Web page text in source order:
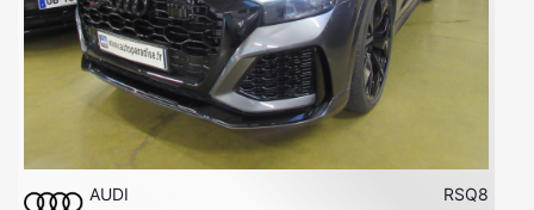
AUDI
RSQ8